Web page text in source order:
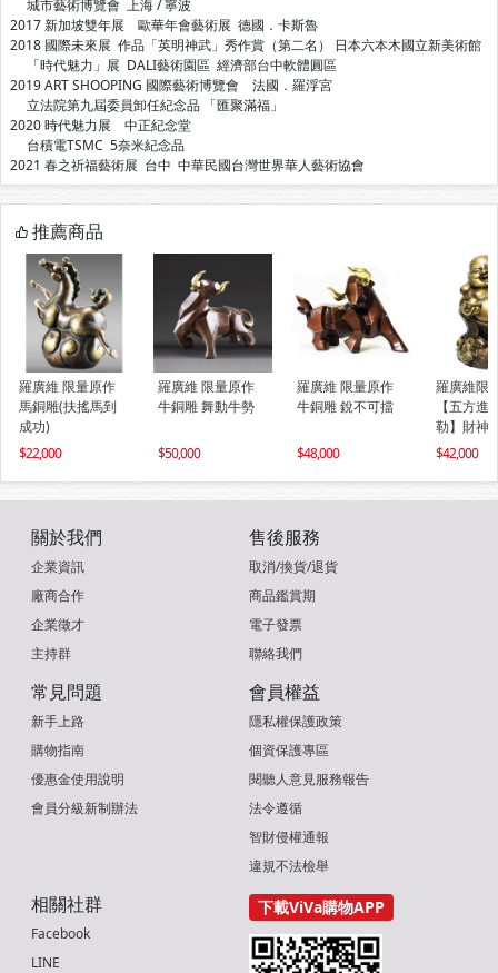
城市藝術博覽會 上海 / 寧波
2017 新加坡雙年展 歐華年會藝術展 德國．卡斯魯
2018 國際未來展 作品「英明神武」秀作賞（第二名） 日本六本木國立新美術館
「時代魅力」展 DALI藝術園區 經濟部台中軟體圓區
2019 ART SHOOPING 國際藝術博覽會 法國．羅浮宮
立法院第九屆委員卸任紀念品 「匯聚滿福」
2020 時代魅力展 中正紀念堂
台積電TSMC 5奈米紀念品
2021 春之祈福藝術展 台中 中華民國台灣世界華人藝術協會
推薦商品
羅廣維 限量原作
馬銅雕(扶搖馬到
成功)
22,000
羅廣維 限量原作
牛銅雕 舞動牛勢
50,000
羅廣維 限量原作
牛銅雕 銳不可擋
48,000
羅廣維限
【五方進
勒】財神
雕42,000
關於我們
企業資訊
廠商合作
企業徵才
主持群
售後服務
取消/換貨/退貨
商品鑑賞期
電子發票
聯絡我們
常見問題
新手上路
購物指南
優惠金使用說明
會員分級新制辦法
會員權益
隱私權保護政策
個資保護專區
閱聽人意見服務報告
法令遵循
智財侵權通報
違規不法檢舉
相關社群
Facebook
LINE
下載ViVa購物APP